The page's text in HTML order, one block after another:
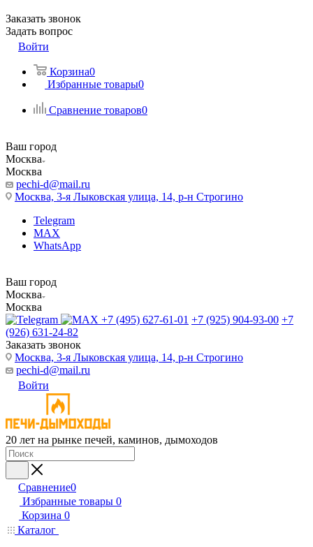
Заказать звонок
Задать вопрос
Войти
Корзина0
Избранные товары0
Сравнение товаров0
Ваш город
Москва
Москва
pechi-d@mail.ru
Москва, 3-я Лыковская улица, 14, р-н Строгино
Telegram
MAX
WhatsApp
Ваш город
Москва
Москва
+7 (495) 627-61-01 +7 (925) 904-93-00 +7
(926) 631-24-82
Заказать звонок
Москва, 3-я Лыковская улица, 14, р-н Строгино
pechi-d@mail.ru
Войти
20 лет на рынке печей, каминов, дымоходов
Сравнение0
Избранные товары 0
Корзина 0
Каталог